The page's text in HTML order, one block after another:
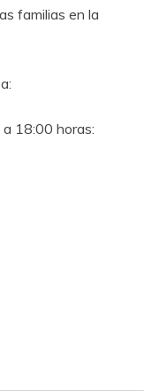
familias en la
18:00 horas: